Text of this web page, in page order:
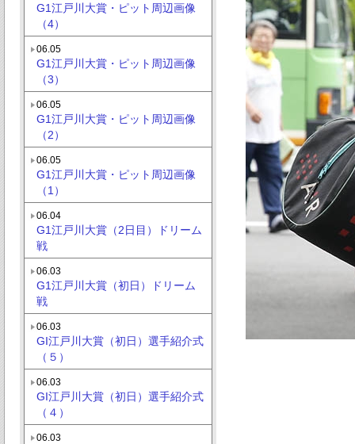
G1江戸川大賞・ピット周辺画像
（4）
06.05
G1江戸川大賞・ピット周辺画像
（3）
06.05
G1江戸川大賞・ピット周辺画像
（2）
06.05
G1江戸川大賞・ピット周辺画像
（1）
06.04
G1江戸川大賞（2日目）ドリーム
戦
06.03
G1江戸川大賞（初日）ドリーム
戦
06.03
GI江戸川大賞（初日）選手紹介式
（５）
06.03
GI江戸川大賞（初日）選手紹介式
（４）
06.03